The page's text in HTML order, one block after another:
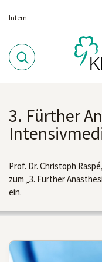
Intern
3. Fürther
Prof. Dr. Christoph
zum „3. Fürther
ein.